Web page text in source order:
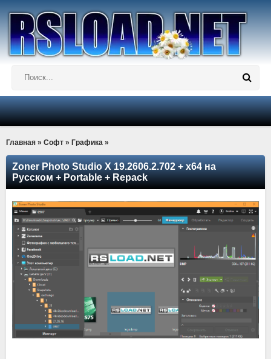
Главная » Софт » Графика »
Zoner Photo Studio X 19.2606.2.702 + x64 на
Русском + Portable + Repack